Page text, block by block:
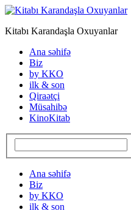
Kitabı Karandaşla Oxuyanlar
Ana səhifə
Biz
by KKO
ilk & son
Qiraətçi
Müsahibə
KinoKitab
Ana səhifə
Biz
by KKO
ilk & son